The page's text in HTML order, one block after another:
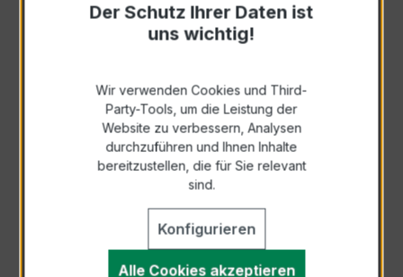
Zur Sammelanfrage hinzufügen
Anfrage telefonisch
Als PDF exportieren
Der Schutz Ihrer Daten ist
uns wichtig!
Wir verwenden Cookies und Third-
Party-Tools, um die Leistung der
Website zu verbessern, Analysen
durchzuführen und Ihnen Inhalte
bereitzustellen, die für Sie relevant
sind.
Konfigurieren
Alle Cookies akzeptieren